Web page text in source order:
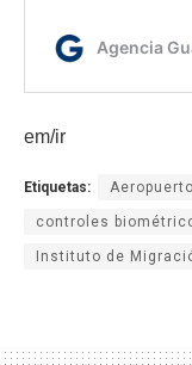
em/ir
Etiquetas:
controles
Instituto de